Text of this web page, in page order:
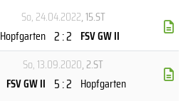
So, 24.04.2022, 15.ST
Hopfgarten 2 : 2 FSV GW II
So, 13.09.2020, 2.ST
FSV GW II 5 : 2 Hopfgarten